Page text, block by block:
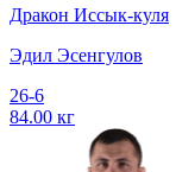
Дракон Иссык-куля
Эдил Эсенгулов
26-6
84.00 кг